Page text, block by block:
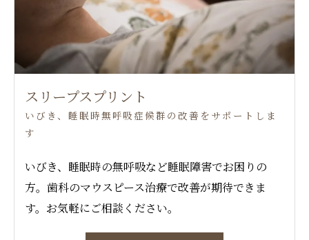
スリープスプリント
いびき、睡眠時無呼吸症候群の改善をサポートしま
す
いびき、睡眠時の無呼吸など睡眠障害でお困りの
方。歯科のマウスピース治療で改善が期待できま
す。お気軽にご相談ください。